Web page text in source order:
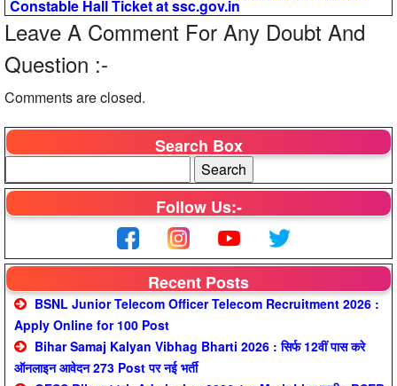
Constable Hall Ticket at ssc.gov.in
Leave A Comment For Any Doubt And
Question :-
Comments are closed.
Search Box
Follow Us:-
Recent Posts
BSNL Junior Telecom Officer Telecom Recruitment 2026 :
Apply Online for 100 Post
Bihar Samaj Kalyan Vibhag Bharti 2026 : सिर्फ 12वीं पास करे
ऑनलाइन आवेदन 273 Post पर नई भर्ती